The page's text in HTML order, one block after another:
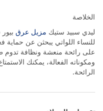
الخلاصة
ليدي سبيد ستيك مزيل عرق
للنساء اللواتي يبحثن عن حماية
على رائحة منعشة ونظافة تدوم
ومكوناته الفعالة، يمكنك
الرائحة.